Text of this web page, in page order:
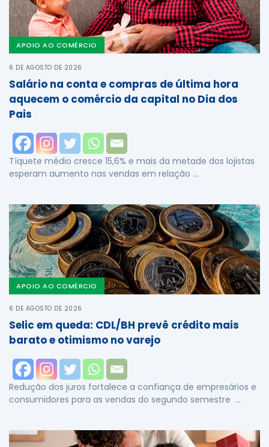
APOIO AO COMÉRCIO
6 DE AGOSTO DE 2026
Salário na conta e compras de última hora
aquecem o comércio da capital no Dia dos
Pais
Tíquete médio cresce 15,6% e mais da metade dos lojistas
esperam aumento nas vendas em relação …
APOIO AO COMÉRCIO
6 DE AGOSTO DE 2026
Selic em queda: CDL/BH prevê crédito mais
barato e otimismo no varejo
Redução dos juros fortalece a confiança de empresários e
consumidores para as vendas do segundo semestre …